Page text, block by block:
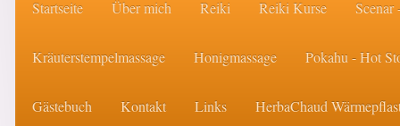
Startseite Über mich Reiki Reiki Kurse Scenar
Kräuterstempelmassage Honigmassage Pokahu - Hot
Gästebuch Kontakt Links HerbaChaud